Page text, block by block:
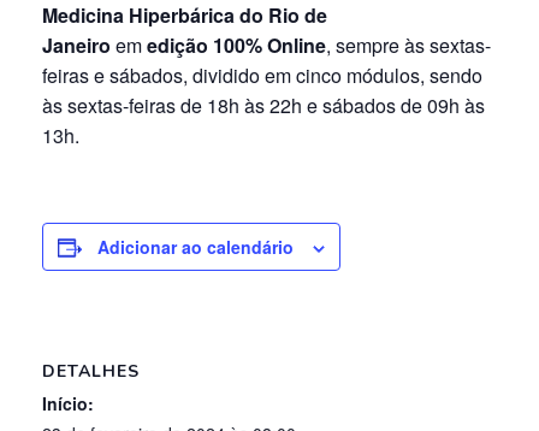
Medicina Hiperbárica do Rio de
Janeiro emedição 100% Online, sempre às sextas-
feiras e sábados, dividido em cinco módulos, sendo
às sextas-feiras de 18h às 22h e sábados de 09h às
13h.
Adicionar ao calendário
DETALHES
Início: